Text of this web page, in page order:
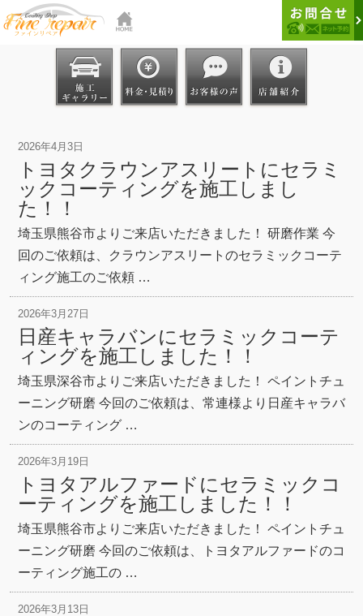
2026年4月3日
トヨタクラウンアスリートにセラミ
ックコーティングを施工しまし
た！！
埼玉県熊谷市よりご来店いただきました！ 研磨作業 今
回のご依頼は、クラウンアスリートのセラミックコーテ
ィング施工のご依頼 …
2026年3月27日
日産キャラバンにセラミックコーテ
ィングを施工しました！！
埼玉県深谷市よりご来店いただきました！ ペイントチュ
ーニング研磨 今回のご依頼は、常連様より日産キャラバ
ンのコーティング …
2026年3月19日
トヨタアルファードにセラミックコ
ーティングを施工しました！！
埼玉県熊谷市よりご来店いただきました！ ペイントチュ
ーニング研磨 今回のご依頼は、トヨタアルファードのコ
ーティング施工の …
2026年3月13日